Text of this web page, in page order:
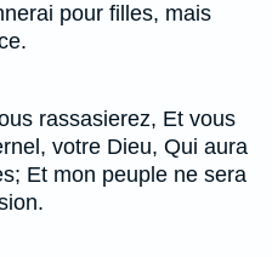
pour filles, mais
rassasierez, Et vous
votre Dieu, Qui aura
Et mon peuple ne sera